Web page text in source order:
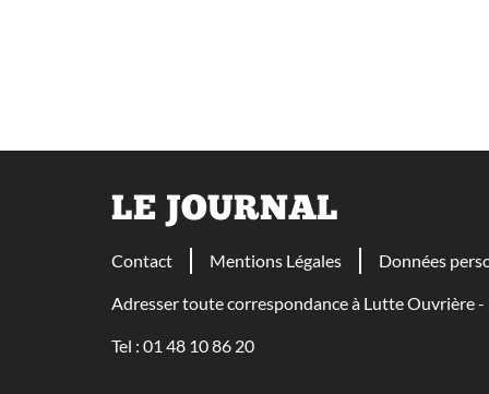
LE JOURNAL
Contact Mentions Légales Données
Adresser toute correspondance à Lutte Ouvrière
Tel : 01 48 10 86 20